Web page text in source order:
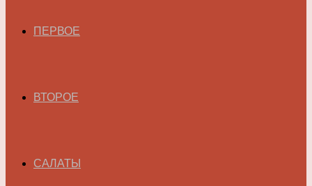
ПЕРВОЕ
ВТОРОЕ
САЛАТЫ